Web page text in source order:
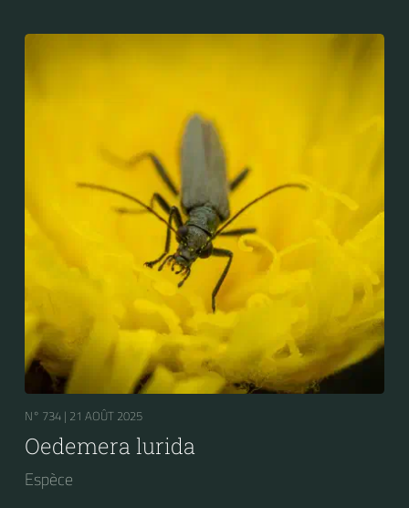
N° 734 | 21 AOÛT 2025
Oedemera lurida
Espèce